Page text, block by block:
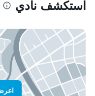
استكشف نادي